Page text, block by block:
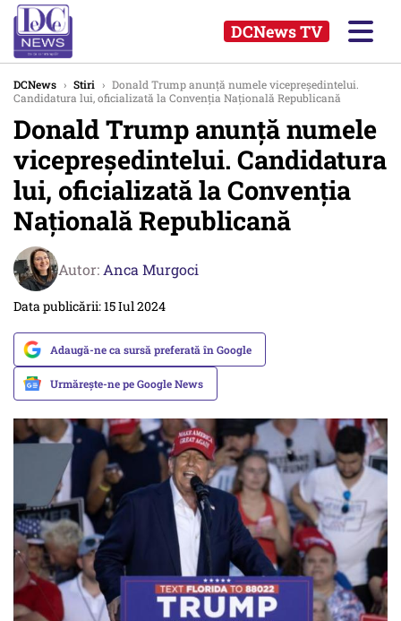
DCNews TV
DCNews › Stiri › Donald Trump anunţă numele vicepreședintelui.
Candidatura lui, oficializată la Convenţia Naţională Republicană
Donald Trump anunţă numele
vicepreședintelui. Candidatura
lui, oficializată la Convenţia
Naţională Republicană
Autor: Anca Murgoci
Data publicării: 15 Iul 2024
Adaugă-ne ca sursă preferată în Google
Urmărește-ne pe Google News